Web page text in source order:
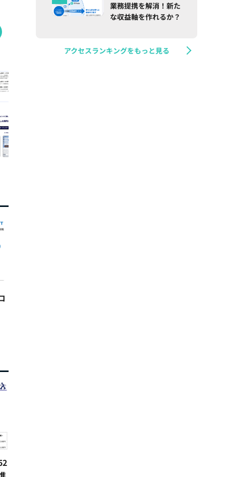
業務提携を解消！新た
な収益軸を作れるか？
アクセスランキングをもっと見る